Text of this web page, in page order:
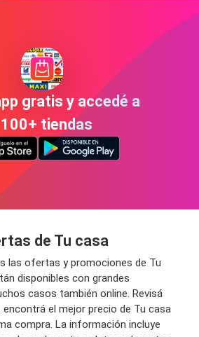
gratis y accedé a
tiendas
de Tu casa
las ofertas y promociones de Tu
disponibles con grandes
casos también online. Revisá
el mejor precio de Tu casa
compra. La información incluye